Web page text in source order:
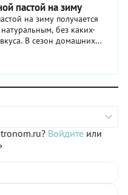
пастой на зиму
на зиму получается
без каких-
В сезон домашних
которого каждый
вкус, станет настоящей
овощей. При
специи, например,
в соус при варке
с томатной пастой
секрет отличного вкуса
ингредиентах.
Войдите или